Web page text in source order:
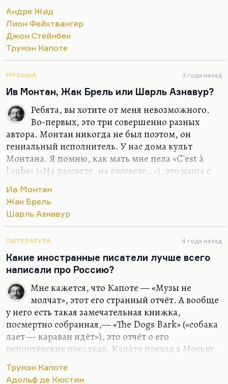
так привык быть последними, и умеет.
Вот Ахматова, кто из положения униженного,
растоптанного человека мог написать
«И пришелся ль сынок мой по вкусу и тебе, и
деткам твоим?» Вот это страшное блеяние, приду
к тебе овцою — это не из победительной
позиции, а из позиции растоптанного человека
это написано. Кто из позиции растоптанного
человека умел в России писать, кроме…
Андре Жид
Лион Фейхтвангер
Джон Стейнбек
Трумэн Капоте
МУЗЫКА 3 года назад
Ив Монтан, Жак Брель или Шарль Азнавур?
Ребята, вы хотите от меня невозможного.
Во-первых, это три совершенно разных
автора. Монтан никогда не был поэтом, он
гениальный исполнитель. У нас дома культ
Монтана. Я помню, как мать мне пела «C'est à
l'aube» («На рассвете, на рассвете…»), это наша с
приехавшими на конференцию в Бостон, я шёл и,
плохо помня французский, ночью в ночном
университете, в Babson, распевал это «C'est à
я сейчас подробнее поговорю.
Что касается Бреля, то для меня Брель прежде
всего великий поэт. И «В амстердамском порту»
великая песня, и «Вальс на тысячу счетов».
Господи, да всё практически. Только «Ne me
quitte pas» я…
Ив Монтан
Жак Брель
Шарль Азнавур
ЛИТЕРАТУРА 4 года назад
Какие иностранные писатели лучше всего
написали про Россию?
Мне кажется, что Капоте — «Музы не
молчат», этот его странный отчёт. А вообще
у него есть такая замечательная книжка,
посмертно собранная,— «The Dogs Bark» («собака
лает — караван идёт»), это отчёт о его
репортёрских поездках. Капо́те поехал в Москву,
когда первая американская негритянская труппа
Трумэн Капоте
Адольф де Кюстин